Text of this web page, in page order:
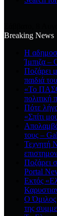
Breaking News
Η
Ίμπιζα –
Ποζάρει
παιδιά
«Το
Πότε
«Σπίτι
τους –
Τεχνητή
Ποζάρει
Portal
Εκτός
Ο Όμιλος
της